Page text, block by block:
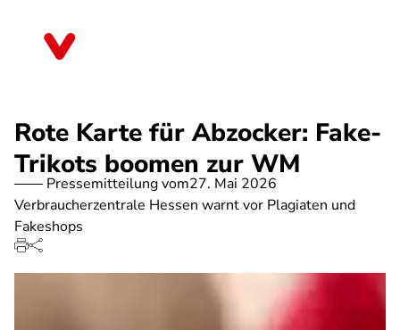
Rote Karte für Abzocker: Fake-
Trikots boomen zur WM
Pressemitteilung vom27. Mai 2026
Verbraucherzentrale Hessen warnt vor Plagiaten und
Fakeshops